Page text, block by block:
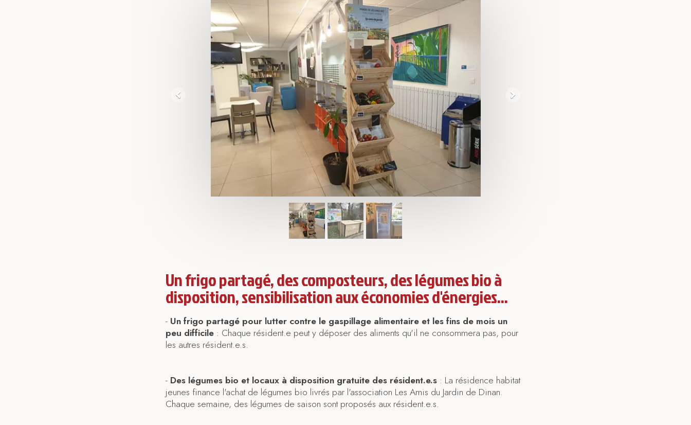
Un frigo partagé, des composteurs, des légumes bio à
disposition, sensibilisation aux économies d'énergies...
- Un frigo partagé pour lutter contre le gaspillage alimentaire et les fins de mois un
peu difficile : Chaque résident.e peut y déposer des aliments qu'il ne consommera pas, pour
les autres résident.e.s.
- Des légumes bio et locaux à disposition gratuite des résident.e.s : La résidence habitat
jeunes finance l'achat de légumes bio livrés par l'association Les Amis du Jardin de Dinan.
Chaque semaine, des légumes de saison sont proposés aux résident.e.s.